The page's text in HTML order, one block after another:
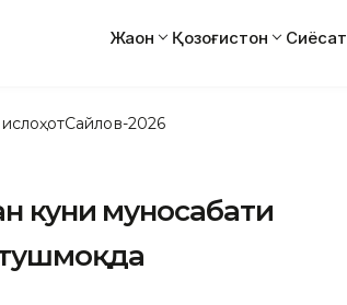
Жаҳон Қозоғистон Сиёсат
Сайлов-2026
куни муносабати